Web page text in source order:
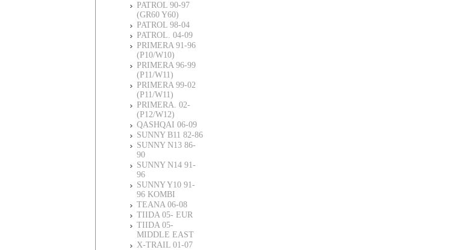
PATROL 90-97
(GR60 Y60)
PATROL 98-04
PATROL. 04-09
PRIMERA 91-96
(P10/W10)
PRIMERA 96-99
(P11/W11)
PRIMERA 99-02
(P11/W11)
PRIMERA. 02-
(P12/W12)
QASHQAI 06-09
SUNNY B11 82-86
SUNNY N13 86-
90
SUNNY N14 91-
96
SUNNY Y10 91-
96 KOMBI
TEANA 06-08
TIIDA 05- EUR
TIIDA 05-
MIDDLE EAST
X-TRAIL 01-07